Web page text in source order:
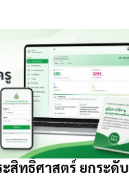
ะสิทธิ์ศาสตร์ ยกระดับ